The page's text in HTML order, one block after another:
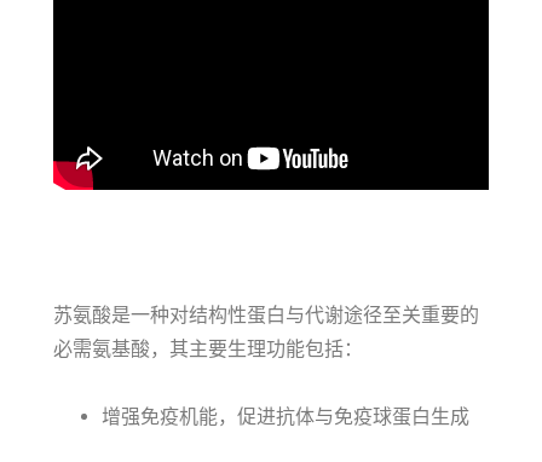
苏氨酸是一种对结构性蛋白与代谢途径至关重要的
必需氨基酸，其主要生理功能包括：
增强免疫机能，促进抗体与免疫球蛋白生成